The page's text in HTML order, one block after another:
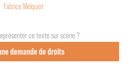
Fabrice Melquiot
ce texte sur scène ?
demande de droits